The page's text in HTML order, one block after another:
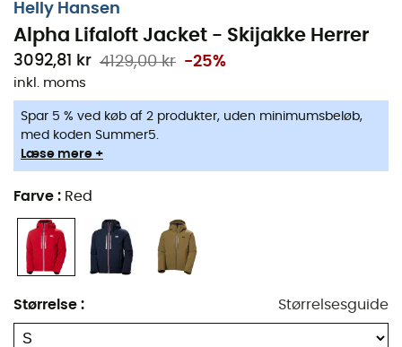
Helly Hansen
Alpha Lifaloft Jacket - Skijakke Herrer
3092,81 kr 4129,00 kr -25%
inkl. moms
Spar 5 % ved køb af 2 produkter, uden minimumsbeløb,
med koden Summer5.
Læse mere +
Farve : Red
Størrelse : Størrelsesguide
Tapede sømme
Vandtæt - vindtæt - åndbar
Langvarig vandafvisende behandling (DWR)
Recco® Advanced Rescue system
Artikulerede ærmer for optimal bevægelighed
Aftagelig snefang
Aftagelig hætte kompatibel med hjelm
Justerbar hætte
To håndvarmerlommer
To brystlommer med renseserviet til maske
Forlængede manchetter med tommelfingerhul